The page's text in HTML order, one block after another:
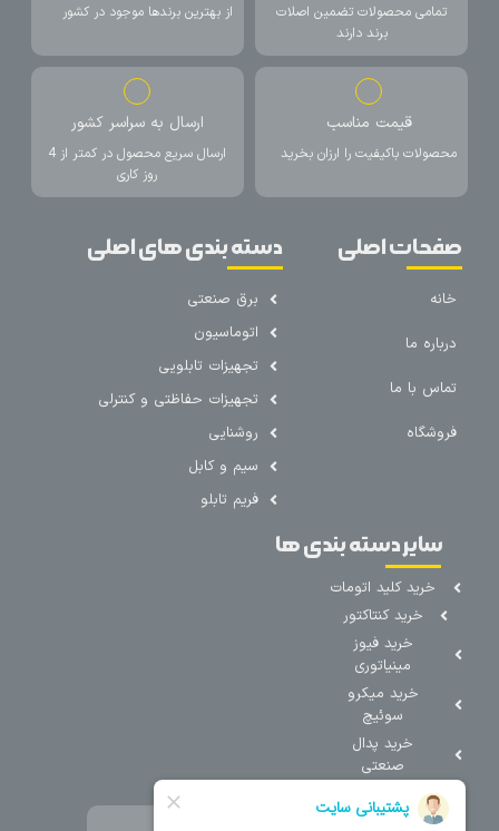
تمامی محصولات تضمین اصلات
برند دارند
از بهترین برندها موجود در کشور
قیمت مناسب
محصولات باکیفیت را ارزان بخرید
ارسال به سراسر کشور
ارسال سریع محصول در کمتر از 4
روز کاری
صفحات اصلی
خانه
درباره ما
تماس با ما
فروشگاه
دسته بندی های اصلی
برق صنعتی
اتوماسیون
تجهیزات تابلویی
تجهیزات حفاظتی و کنترلی
روشنایی
سیم و کابل
فریم تابلو
سایر دسته بندی ها
خرید کلید اتومات
خرید کنتاکتور
خرید فیوز
مینیاتوری
خرید میکرو
سوئیچ
خرید پدال
صنعتی